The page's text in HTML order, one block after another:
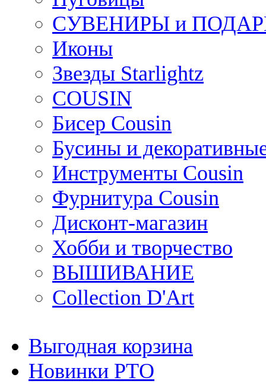
СУВЕНИРЫ и
Иконы
Звезды Starlightz
COUSIN
Бисер Cousin
Бусины и
Инструменты Cousin
Фурнитура Cousin
Дисконт-магазин
Хобби и творчество
ВЫШИВАНИЕ
Collection D'Art
Выгодная корзина
Новинки РТО